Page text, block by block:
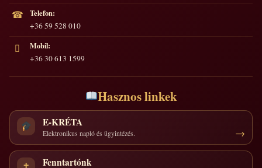
☎
Telefon:
+36 59 528 010
▯
Mobil:
+36 30 613 1599
Hasznos linkek
E-KRÉTA
Elektronikus napló és ügyintézés.
Fenntartónk